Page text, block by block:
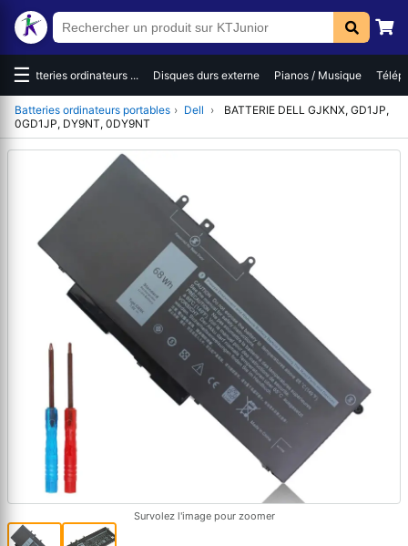
☰Batteries ordinateurs ... Disques durs externe Pianos / Musique
Batteries ordinateurs portables › Dell ›
BATTERIE DELL GJKNX, GD1JP,
0GD1JP, DY9NT, 0DY9NT
Survolez l'image pour zoomer